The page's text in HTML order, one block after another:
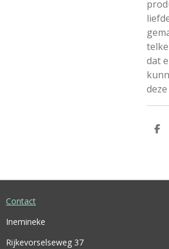
dat
D
Contact
Inemineke
Rijkevorselseweg 37